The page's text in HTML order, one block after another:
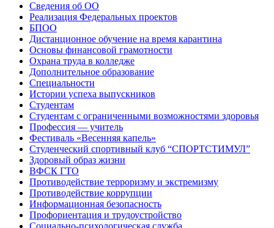
Сведения об ОО
Реализация Федеральных проектов
БПОО
Дистанционное обучение на время карантина
Основы финансовой грамотности
Охрана труда в колледже
Дополнительное образование
Специальности
Истории успеха выпускников
Студентам
Студентам с ограниченными возможностями здоровья
Профессия — учитель
Фестиваль «Весенняя капель»
Студенческий спортивный клуб “СПОРТСТИМУЛ”
Здоровый образ жизни
ВФСК ГТО
Противодействие терроризму и экстремизму
Противодействие коррупции
Информационная безопасность
Профориентация и трудоустройство